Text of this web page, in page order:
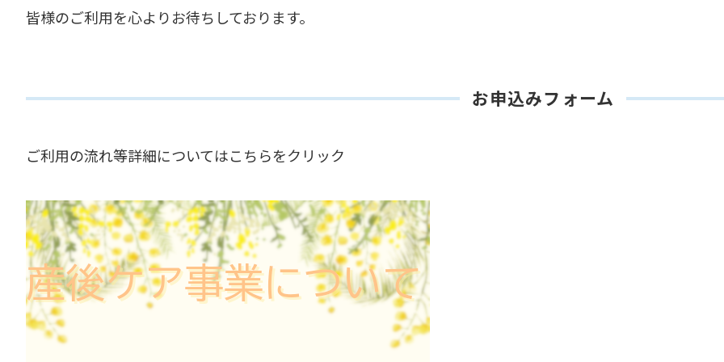
皆様のご利用を心よりお待ちしております。
お申込みフォーム
ご利用の流れ等詳細についてはこちらをクリック